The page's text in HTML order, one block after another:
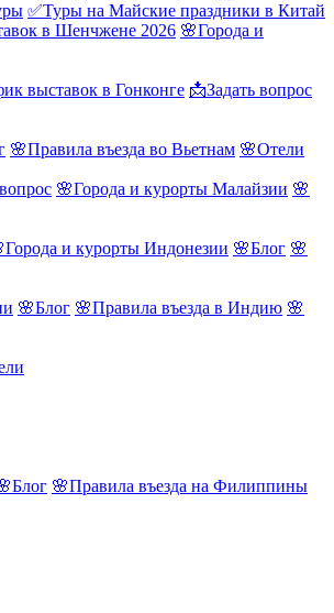
✅Туры на Майские праздники в Китай
в Шенчжене 2026 🌸Города и
выставок в Гонконге 📩Задать вопрос
🌸Правила въезда во Вьетнам 🌸Отели
🌸Города и курорты Малайзии 🌸
и курорты Индонезии 🌸Блог 🌸
🌸Блог 🌸Правила въезда в Индию 🌸
🌸Правила въезда на Филиппины